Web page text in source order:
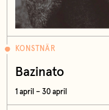
KONSTNÄR
Bazinato
1 april – 30 april